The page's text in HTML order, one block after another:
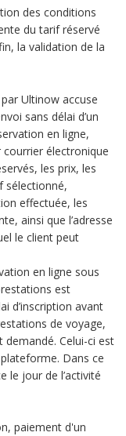
des conditions
du tarif réservé
la validation de la
Ultinow accuse
sans délai d’un
en ligne,
électronique
les prix, les
sélectionné,
effectuée, les
ainsi que l’adresse
le client peut
en ligne sous
est
d’inscription avant
de voyage,
demandé. Celui-ci est
Dans ce
le jour de l’activité
paiement d'un